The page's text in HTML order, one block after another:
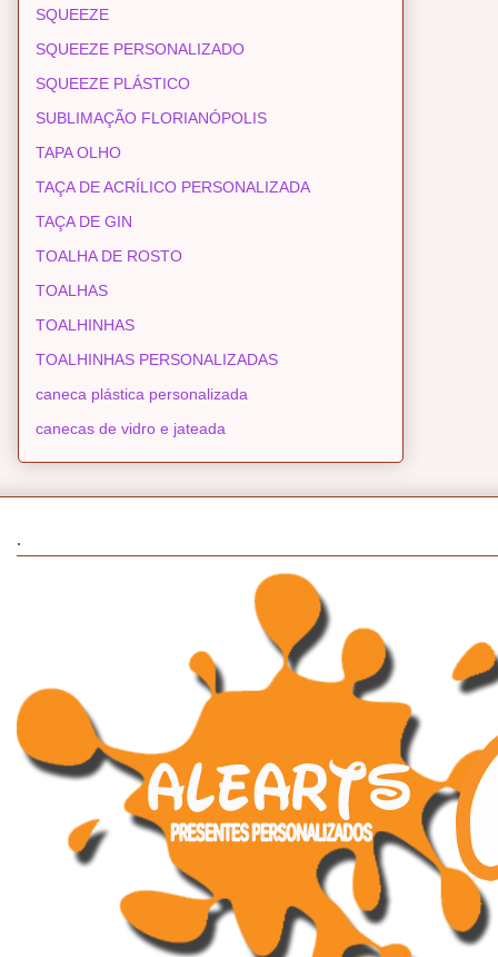
SQUEEZE
SQUEEZE PERSONALIZADO
SQUEEZE PLÁSTICO
SUBLIMAÇÃO FLORIANÓPOLIS
TAPA OLHO
TAÇA DE ACRÍLICO PERSONALIZADA
TAÇA DE GIN
TOALHA DE ROSTO
TOALHAS
TOALHINHAS
TOALHINHAS PERSONALIZADAS
caneca plástica personalizada
canecas de vidro e jateada
.